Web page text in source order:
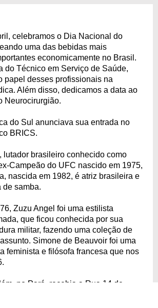
celebramos o Dia Nacional do
uma das bebidas mais
economicamente no Brasil.
do Técnico em Serviço de Saúde,
papel desses profissionais na
Além disso, dedicamos a data ao
Neurocirurgião.
do Sul anunciava sua entrada no
BRICS.
lutador brasileiro conhecido como
Campeão do UFC nascido em 1975,
nascida em 1982, é atriz brasileira e
de samba.
Zuzu Angel foi uma estilista
que ficou conhecida por sua
militar, fazendo uma coleção de
Simone de Beauvoir foi uma
feminista e filósofa francesa que nos
no Pará, recebia a Rua 14 de